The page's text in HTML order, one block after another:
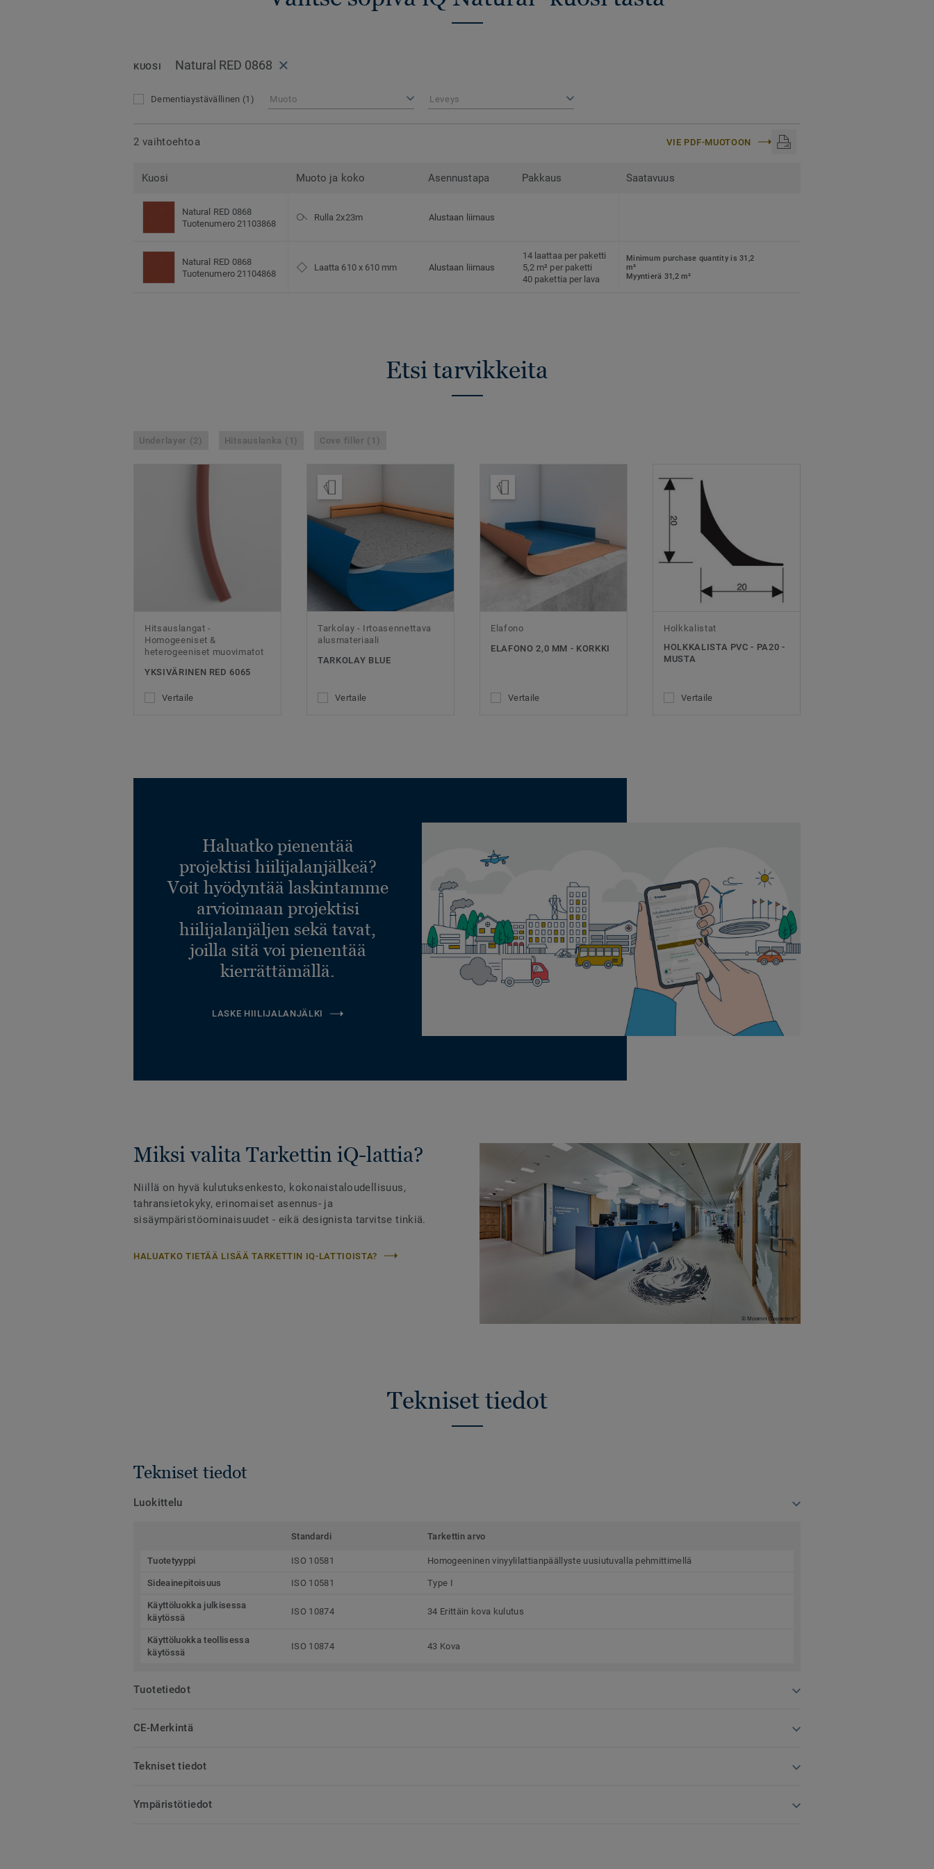
KUOSI Natural RED 0868
Dementiaystävällinen (1) Muoto Leveys
2 vaihtoehtoa VIE PDF-MUOTOON
Kuosi Muoto ja koko Asennustapa Pakkaus Saatavuus
Natural RED 0868
Tuotenumero 21103868
Rulla 2x23m Alustaan liimaus
Natural RED 0868
Tuotenumero 21104868
Laatta 610 x 610 mm Alustaan liimaus
14 laattaa per paketti
5,2 m² per paketti
40 pakettia per lava
Minimum purchase quantity is 31,2
m²
Myyntierä 31,2 m²
Etsi tarvikkeita
Underlayer (2) Hitsauslanka (1) Cove filler (1)
Hitsauslangat -
Homogeeniset &
heterogeeniset muovimatot
YKSIVÄRINEN RED 6065
Vertaile
Tarkolay - Irtoasennettava
alusmateriaali
TARKOLAY BLUE
Vertaile
Elafono
ELAFONO 2,0 MM - KORKKI
Vertaile
Holkkalistat
HOLKKALISTA PVC - PA20 -
MUSTA
Vertaile
Haluatko pienentää
projektisi hiilijalanjälkeä?
Voit hyödyntää laskintamme
arvioimaan projektisi
hiilijalanjäljen sekä tavat,
joilla sitä voi pienentää
kierrättämällä.
LASKE HIILIJALANJÄLKI
Miksi valita Tarkettin iQ-lattia?
Niillä on hyvä kulutuksenkesto, kokonaistaloudellisuus,
tahransietokyky, erinomaiset asennus- ja
sisäympäristöominaisuudet - eikä designista tarvitse tinkiä.
HALUATKO TIETÄÄ LISÄÄ TARKETTIN IQ-LATTIOISTA?
Tekniset tiedot
Tekniset tiedot
Luokittelu
Standardi Tarkettin arvo
Tuotetyyppi ISO 10581 Homogeeninen vinyylilattianpäällyste uusiutuvalla pehmittimellä
Sideainepitoisuus ISO 10581 Type I
Käyttöluokka julkisessa
käytössä
ISO 10874 34 Erittäin kova kulutus
Käyttöluokka teollisessa
käytössä
ISO 10874 43 Kova
Tuotetiedot
CE-Merkintä
Tekniset tiedot
Ympäristötiedot